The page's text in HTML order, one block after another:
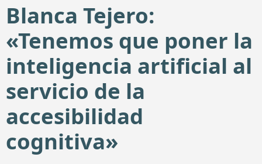
Blanca Tejero:
«Tenemos que poner la
inteligencia artificial al
servicio de la
accesibilidad
cognitiva»